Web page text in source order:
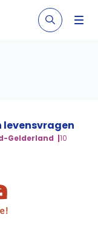
levensvragen
Gelderland
10